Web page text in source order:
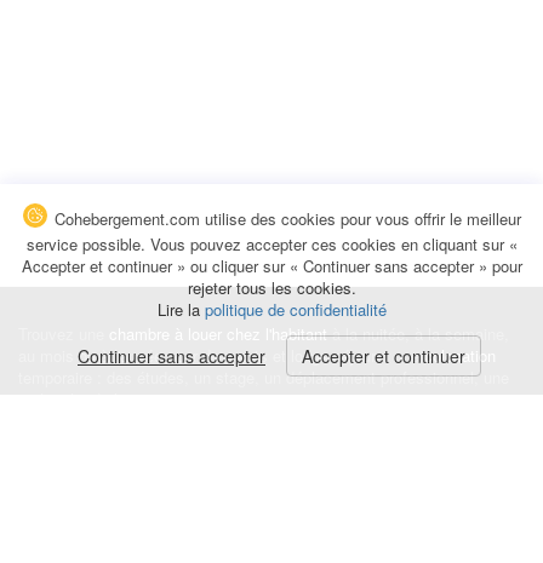
chambre à louer chez l'habitantà la nuitée, à la semaine,
au mois ou à l'année pour de courts et longs séjours, unecolocation
temporaire : des études, un stage, un déplacement professionnel, une
Cohebergement.com utilise des cookies pour vous offrir le meilleur
service possible. Vous pouvez accepter ces cookies en cliquant sur «
Accepter et continuer » ou cliquer sur « Continuer sans accepter » pour
rejeter tous les cookies.
Lire la politique de confidentialité
Continuer sans accepter Accepter et continuer